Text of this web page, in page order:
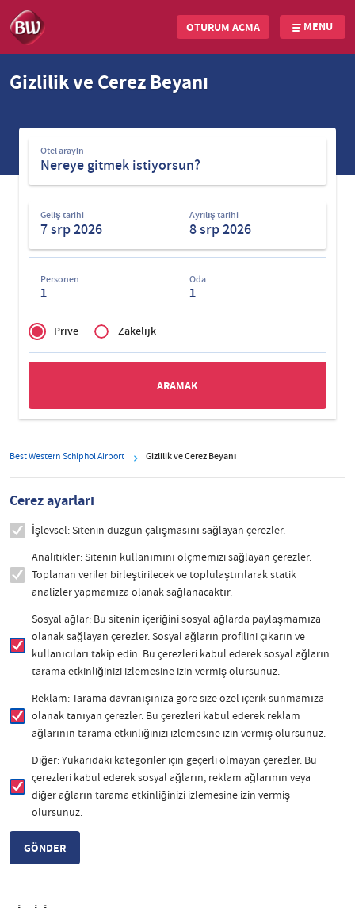
OTURUM AÇMA MENU
Gizlilik ve Çerez Beyanı
Otel
arayın
Otel arayın
Geliş tarihi Ayrılış tarihi
Personen
1
Oda
1
of
Zakelijk
Prive Zakelijk
Best Western Schiphol Airport Gizlilik ve Çerez Beyanı
Çerez ayarları
İşlevsel: Sitenin düzgün çalışmasını sağlayan çerezler.
Analitikler: Sitenin kullanımını ölçmemizi sağlayan çerezler.
Toplanan veriler birleştirilecek ve toplulaştırılarak statik
analizler yapmamıza olanak sağlanacaktır.
Sosyal ağlar: Bu sitenin içeriğini sosyal ağlarda paylaşmamıza
olanak sağlayan çerezler. Sosyal ağların profilini çıkarın ve
kullanıcıları takip edin. Bu çerezleri kabul ederek sosyal ağların
tarama etkinliğinizi izlemesine izin vermiş olursunuz.
Reklam: Tarama davranışınıza göre size özel içerik sunmamıza
olanak tanıyan çerezler. Bu çerezleri kabul ederek reklam
ağlarının tarama etkinliğinizi izlemesine izin vermiş olursunuz.
Diğer: Yukarıdaki kategoriler için geçerli olmayan çerezler. Bu
çerezleri kabul ederek sosyal ağların, reklam ağlarının veya
diğer ağların tarama etkinliğinizi izlemesine izin vermiş
olursunuz.